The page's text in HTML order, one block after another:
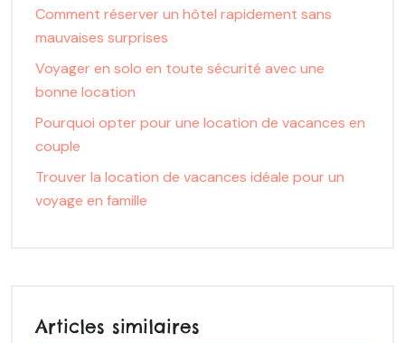
Comment réserver un hôtel rapidement sans
mauvaises surprises
Voyager en solo en toute sécurité avec une
bonne location
Pourquoi opter pour une location de vacances en
couple
Trouver la location de vacances idéale pour un
voyage en famille
Articles similaires